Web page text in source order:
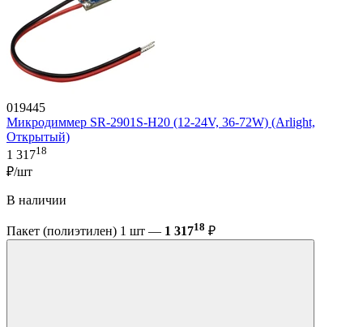
019445
Микродиммер SR-2901S-H20 (12-24V, 36-72W) (Arlight,
Открытый)
1 31718
₽/шт
В наличии
Пакет (полиэтилен) 1 шт — 1 31718 ₽